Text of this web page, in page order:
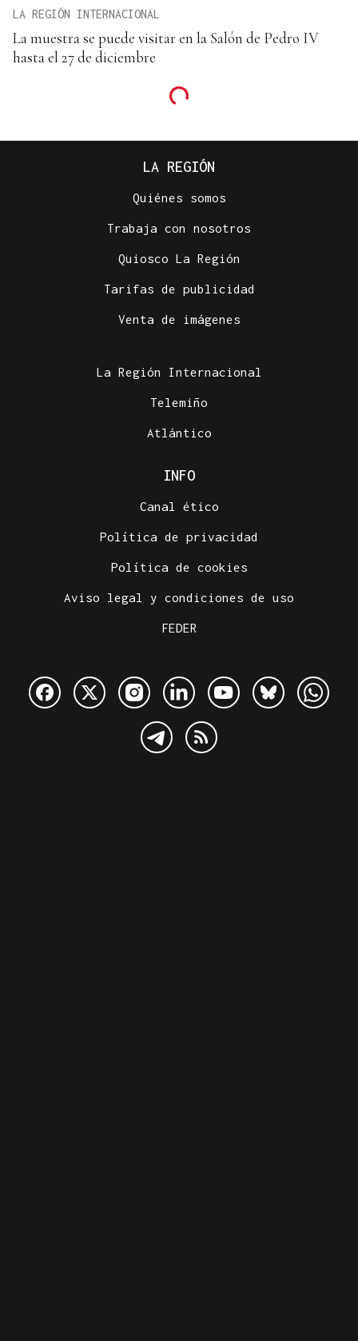
LA REGIÓN INTERNACIONAL
La muestra se puede visitar en la Salón de Pedro IV
hasta el 27 de diciembre
LA REGIÓN
Quiénes somos
Trabaja con nosotros
Quiosco La Región
Tarifas de publicidad
Venta de imágenes
La Región Internacional
Telemiño
Atlántico
INFO
Canal ético
Política de privacidad
Política de cookies
Aviso legal y condiciones de uso
FEDER